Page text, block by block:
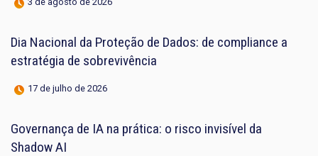
Dia Nacional da Proteção de Dados: de compliance a
estratégia de sobrevivência
17 de julho de 2026
Governança de IA na prática: o risco invisível da
Shadow AI